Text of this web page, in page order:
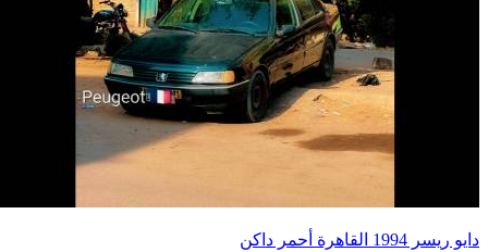
دايو ريسر 1994 القاهرة أحمر داكن